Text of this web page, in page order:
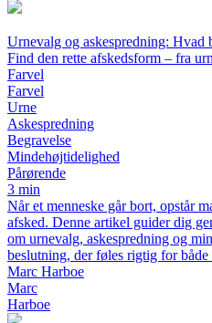
Urnevalg og askespredning: Hvad
Find den rette afskedsform – fra
Farvel
Farvel
Urne
Askespredning
Begravelse
Mindehøjtidelighed
Pårørende
3 min
Når et menneske går bort, opstår
afsked. Denne artikel guider dig
om urnevalg, askespredning og
beslutning, der føles rigtig for både
Marc Harboe
Marc
Harboe